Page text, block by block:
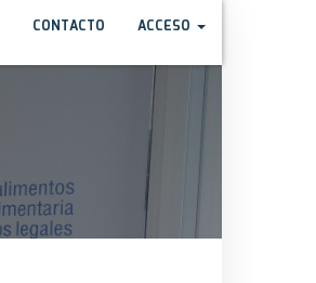
CONTACTO ACCESO